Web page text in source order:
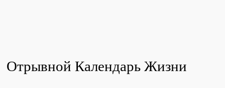
Отрывной Календарь Жизни